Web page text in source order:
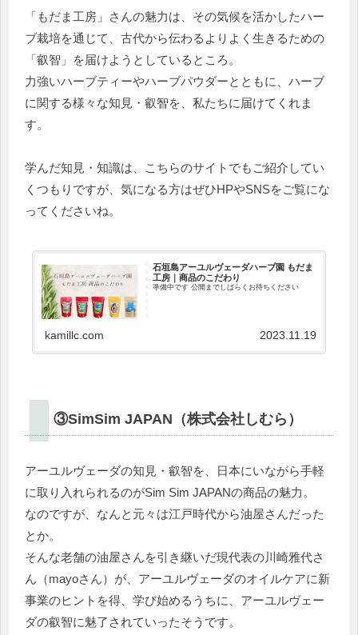
「もだま工房」さんの魅力は、その気候を活かしたハー
ブ栽培を通じて、古代から伝わるよりよく生きるための
「叡智」を届けようとしているところ。
力強いハーブティーやハーブパウダーとともに、ハーブ
に関する様々な知見・叡智を、私たちに届けてくれま
す。
学んだ知見・知識は、こちらのサイトでもご紹介してい
くつもりですが、気になる方はぜひHPやSNSをご覧にな
ってくださいね。
石垣島アーユルヴェーダハーブ園 もだま
工房｜商品のこだわり
準備中です 公開までしばらくお待ちください
kamillc.com 2023.11.19
③SimSim JAPAN（株式会社しむら）
アーユルヴェーダの知見・叡智を、日本にいながら手軽
に取り入れられるのがSim Sim JAPANの商品の魅力。
なのですが、なんと元々は江戸時代から油屋さんだった
とか。
そんな老舗の油屋さんを引き継いだ現代表の川崎雅代さ
ん（mayoさん）が、アーユルヴェーダのオイルケアに新
事業のヒントを得、学び始めるうちに、アーユルヴェー
ダの叡智に魅了されていったそうです。